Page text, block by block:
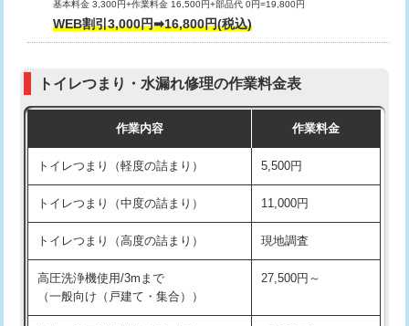
基本料金 3,300円+作業料金 16,500円+部品代 0円=19,800円
WEB割引3,000円➡16,800円(税込)
トイレつまり・水漏れ修理の作業料金表
作業内容 作業料金
トイレつまり（軽度の詰まり） 5,500円
トイレつまり（中度の詰まり） 11,000円
トイレつまり（高度の詰まり） 現地調査
高圧洗浄機使用/3mまで
（一般向け（戸建て・集合））
27,500円～